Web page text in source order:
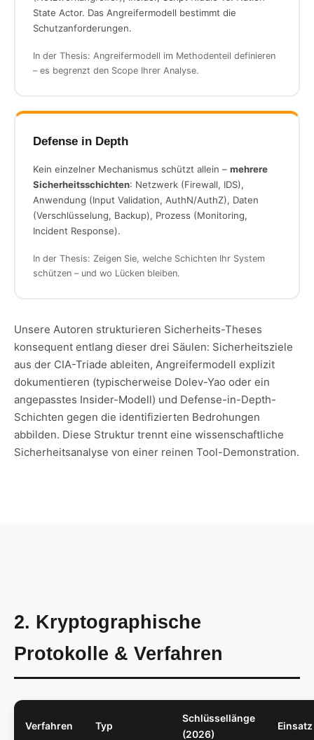
State Actor. Das Angreifermodell bestimmt die
Schutzanforderungen.
In der Thesis: Angreifermodell im Methodenteil definieren
– es begrenzt den Scope Ihrer Analyse.
Defense in Depth
Kein einzelner Mechanismus schützt allein – mehrere
Sicherheitsschichten: Netzwerk (Firewall, IDS),
Anwendung (Input Validation, AuthN/AuthZ), Daten
(Verschlüsselung, Backup), Prozess (Monitoring,
Incident Response).
In der Thesis: Zeigen Sie, welche Schichten Ihr System
schützen – und wo Lücken bleiben.
Unsere Autoren strukturieren Sicherheits-Theses
konsequent entlang dieser drei Säulen: Sicherheitsziele
aus der CIA-Triade ableiten, Angreifermodell explizit
dokumentieren (typischerweise Dolev-Yao oder ein
angepasstes Insider-Modell) und Defense-in-Depth-
Schichten gegen die identifizierten Bedrohungen
abbilden. Diese Struktur trennt eine wissenschaftliche
Sicherheitsanalyse von einer reinen Tool-Demonstration.
2. Kryptographische
Protokolle & Verfahren
Verfahren Typ
Schlüssellänge
(2026)
Einsatz